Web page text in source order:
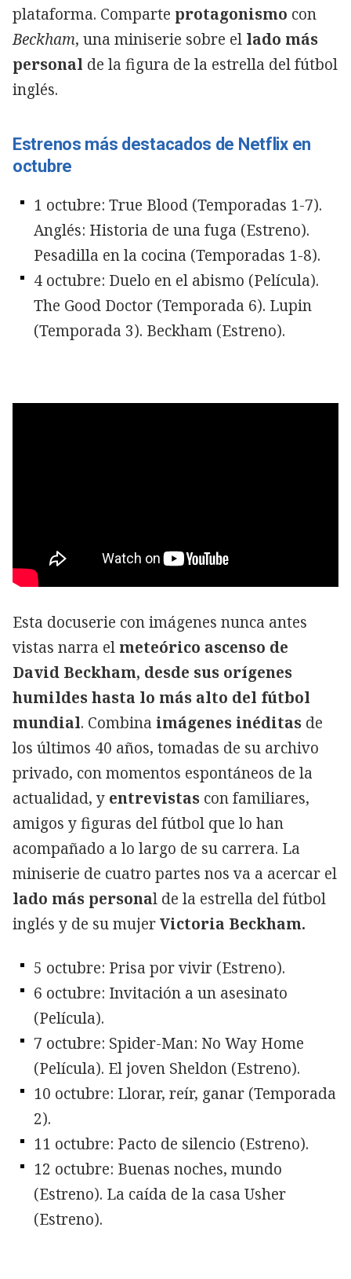
plataforma. Comparte protagonismo con
Beckham, una miniserie sobre el lado más
personal de la figura de la estrella del fútbol
inglés.
Estrenos más destacados de Netflix en
octubre
1 octubre: True Blood (Temporadas 1-7).
Anglés: Historia de una fuga (Estreno).
Pesadilla en la cocina (Temporadas 1-8).
4 octubre: Duelo en el abismo (Película).
The Good Doctor (Temporada 6). Lupin
(Temporada 3). Beckham (Estreno).
Esta docuserie con imágenes nunca antes
vistas narra el meteórico ascenso de
David Beckham, desde sus orígenes
humildes hasta lo más alto del fútbol
mundial. Combina imágenes inéditas de
los últimos 40 años, tomadas de su archivo
privado, con momentos espontáneos de la
actualidad, y entrevistas con familiares,
amigos y figuras del fútbol que lo han
acompañado a lo largo de su carrera. La
miniserie de cuatro partes nos va a acercar el
lado más personal de la estrella del fútbol
inglés y de su mujerVictoria Beckham.
5 octubre: Prisa por vivir (Estreno).
6 octubre: Invitación a un asesinato
(Película).
7 octubre: Spider-Man: No Way Home
(Película). El joven Sheldon (Estreno).
10 octubre: Llorar, reír, ganar (Temporada
2).
11 octubre: Pacto de silencio (Estreno).
12 octubre: Buenas noches, mundo
(Estreno). La caída de la casa Usher
(Estreno).